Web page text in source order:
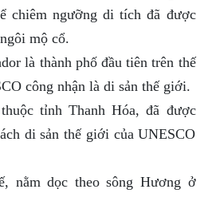
chiêm ngưỡng di tích đã được
mộ cổ.
là thành phố đầu tiên trên thế
công nhận là di sản thế giới.
tỉnh Thanh Hóa, đã được
di sản thế giới của UNESCO
nằm dọc theo sông Hương ở